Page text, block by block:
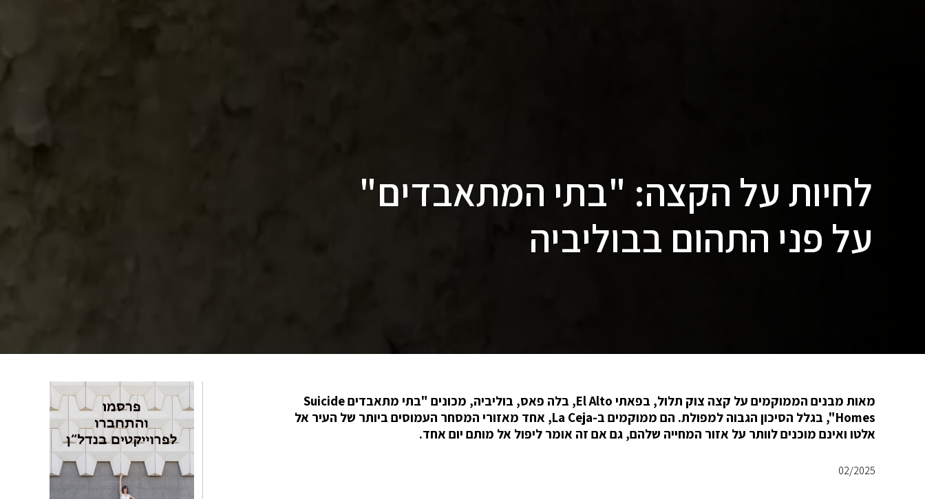
לחיות על הקצה: "בתי המתאבדים"
על פני התהום בבוליביה
מאות מבנים הממוקמים על קצה צוק תלול, בפאתי El Alto, בלה פאס, בוליביה, מכונים "בתי מתאבדים Suicide
Homes", בגלל הסיכון הגבוה למפולת. הם ממוקמים ב-La Ceja, אחד מאזורי המסחר העמוסים ביותר של העיר אל
אלטו ואינם מוכנים לוותר על אזור המחייה שלהם, גם אם זה אומר ליפול אל מותם יום אחד.
02/2025